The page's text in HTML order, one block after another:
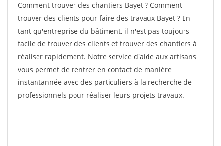
Comment trouver des chantiers Bayet ? Comment
trouver des clients pour faire des travaux Bayet ? En
tant qu'entreprise du bâtiment, il n'est pas toujours
facile de trouver des clients et trouver des chantiers à
réaliser rapidement. Notre service d'aide aux artisans
vous permet de rentrer en contact de manière
instantannée avec des particuliers à la recherche de
professionnels pour réaliser leurs projets travaux.